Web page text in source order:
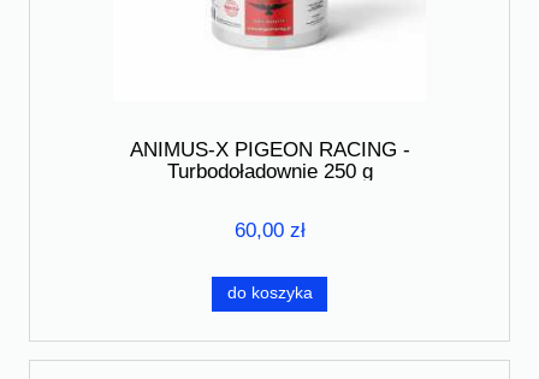
ANIMUS-X PIGEON RACING -
Turbodoładownie 250 g
60,00 zł
do koszyka